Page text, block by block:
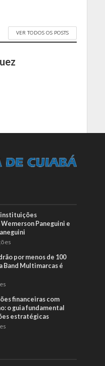
VER TODOS OS POSTS
instituições
Paneguini e
por menos de 100
Band Multimarcas é
financeiras com
o guia fundamental
estratégicas